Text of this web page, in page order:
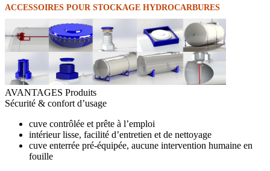
ACCESSOIRES POUR STOCKAGE HYDROCARBURES
AVANTAGES Produits
Sécurité & confort d’usage
cuve contrôlée et prête à l’emploi
intérieur lisse, facilité d’entretien et de nettoyage
cuve enterrée pré-équipée, aucune intervention humaine en
fouille